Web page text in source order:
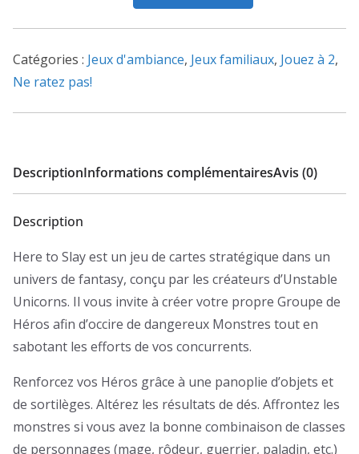
to
Catégories : Jeux d'ambiance, Jeux familiaux, Jouez à 2,
Ne ratez pas!
DescriptionInformations complémentairesAvis (0)
Description
Here to Slay est un jeu de cartes stratégique dans un
univers de fantasy, conçu par les créateurs d’Unstable
Unicorns. Il vous invite à créer votre propre Groupe de
Héros afin d’occire de dangereux Monstres tout en
sabotant les efforts de vos concurrents.
Renforcez vos Héros grâce à une panoplie d’objets et
de sortilèges. Altérez les résultats de dés. Affrontez les
monstres si vous avez la bonne combinaison de classes
de personnages (mage, rôdeur, guerrier, paladin, etc.)